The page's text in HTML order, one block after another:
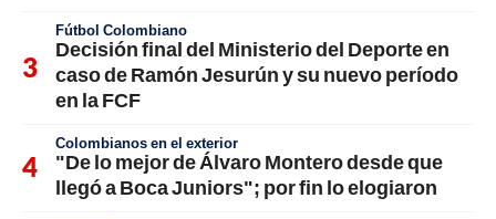
Fútbol Colombiano
Decisión final del Ministerio del Deporte en
caso de Ramón Jesurún y su nuevo período
en la FCF
Colombianos en el exterior
"De lo mejor de Álvaro Montero desde que
llegó a Boca Juniors"; por fin lo elogiaron